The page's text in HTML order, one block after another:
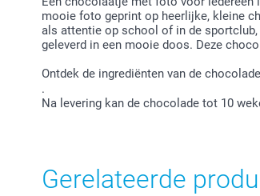
mooie foto geprint op heerlijke, kleine
als attentie op school of in de
geleverd in een mooie doos. Deze
Ontdek de ingrediënten van de chocolade
.
Na levering kan de chocolade tot 10
Gerelateerde